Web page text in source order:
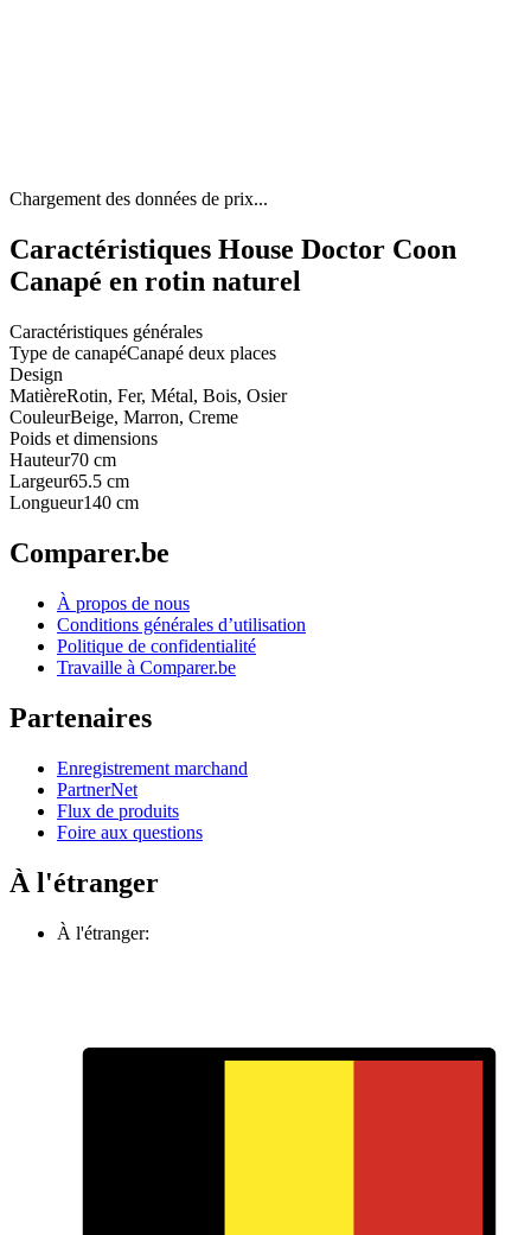
Chargement des données de prix...
Caractéristiques House Doctor Coon
Canapé en rotin naturel
Caractéristiques générales
Type de canapéCanapé deux places
Design
MatièreRotin, Fer, Métal, Bois, Osier
CouleurBeige, Marron, Creme
Poids et dimensions
Hauteur70 cm
Largeur65.5 cm
Longueur140 cm
Comparer.be
À propos de nous
Conditions générales d’utilisation
Politique de confidentialité
Travaille à Comparer.be
Partenaires
Enregistrement marchand
PartnerNet
Flux de produits
Foire aux questions
À l'étranger
À l'étranger: